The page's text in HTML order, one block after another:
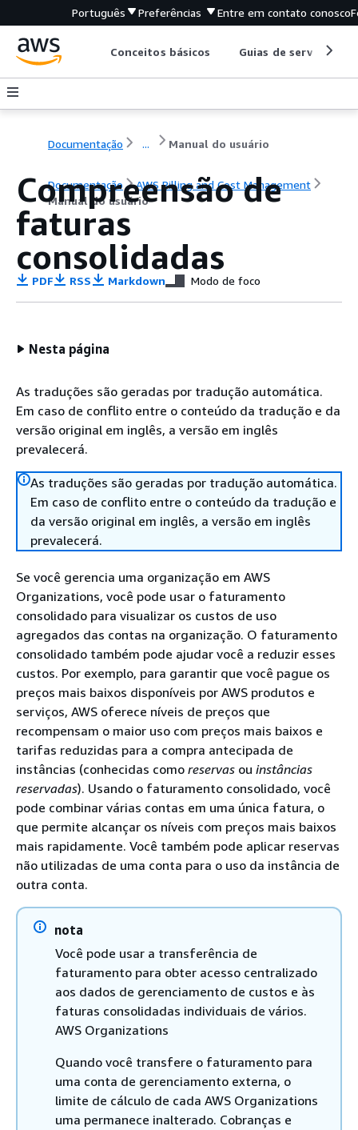
Português Preferências Entre em contato conosco
Conceitos básicos Guias de serviço
Documentação ... Manual do usuário
Documentação
AWS Billing and Cost Management
Manual do usuário
Compreensão de
faturas
consolidadas
PDF RSS Markdown Modo de foco
Nesta página
As traduções são geradas por tradução automática.
Em caso de conflito entre o conteúdo da tradução e da
versão original em inglês, a versão em inglês
prevalecerá.
As traduções são geradas por tradução automática.
Em caso de conflito entre o conteúdo da tradução e
da versão original em inglês, a versão em inglês
prevalecerá.
Se você gerencia uma organização em AWS
Organizations, você pode usar o faturamento
consolidado para visualizar os custos de uso
agregados das contas na organização. O faturamento
consolidado também pode ajudar você a reduzir esses
custos. Por exemplo, para garantir que você pague os
preços mais baixos disponíveis por AWS produtos e
serviços, AWS oferece níveis de preços que
recompensam o maior uso com preços mais baixos e
tarifas reduzidas para a compra antecipada de
instâncias (conhecidas como reservas ou instâncias
reservadas). Usando o faturamento consolidado, você
pode combinar várias contas em uma única fatura, o
que permite alcançar os níveis com preços mais baixos
mais rapidamente. Você também pode aplicar reservas
não utilizadas de uma conta para o uso da instância de
outra conta.
nota
Você pode usar a transferência de
faturamento para obter acesso centralizado
aos dados de gerenciamento de custos e às
faturas consolidadas individuais de vários.
AWS Organizations
Quando você transfere o faturamento para
uma conta de gerenciamento externa, o
limite de cálculo de cada AWS Organizations
uma permanece inalterado. Cobranças e